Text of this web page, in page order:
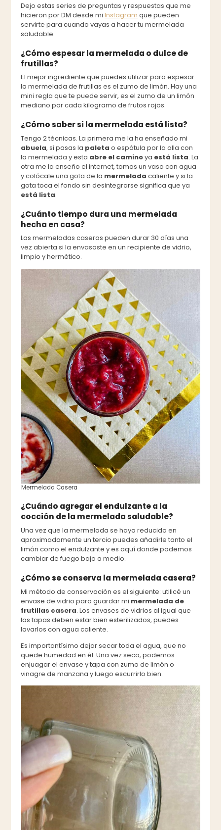
Dejo estas series de preguntas y respuestas que me
hicieron por DM desde miInstagram que pueden
servirte para cuando vayas a hacer tu mermelada
saludable.
¿Cómo espesar la mermelada o dulce de
frutillas?
El mejor ingrediente que puedes utilizar para espesar
la mermelada de frutillas es el zumo de limón. Hay una
mini regla que te puede servir, es el zumo de un limón
mediano por cada kilogramo de frutos rojos.
¿Cómo saber si la mermelada está lista?
Tengo 2 técnicas. La primera me la ha enseñado mi
abuela, si pasas la paleta o espátula por la olla con
la mermelada y esta abre el caminoya está lista. La
otra me la enseño el internet, tomas un vaso con agua
y colócale una gota de la mermelada caliente y si la
gota toca el fondo sin desintegrarse significa que ya
está lista.
¿Cuánto tiempo dura una mermelada
hecha en casa?
Las mermeladas caseras pueden durar 30 días una
vez abierta si la envasaste en un recipiente de vidrio,
limpio y hermético.
Mermelada Casera
¿Cuándo agregar el endulzante a la
cocción de la mermelada saludable?
Una vez que la mermelada se haya reducido en
aproximadamente un tercio puedes añadirle tanto el
limón como el endulzante y es aquí donde podemos
cambiar de fuego bajo a medio.
¿Cómo se conserva la mermelada casera?
Mi método de conservación es el siguiente: utilicé un
envase de vidrio para guardar mi mermelada de
frutillas casera. Los envases de vidrios al igual que
las tapas deben estar bien esterilizados, puedes
lavarlos con agua caliente.
Es importantísimo dejar secar toda el agua, que no
quede humedad en él. Una vez seco, podemos
enjuagar el envase y tapa con zumo de limón o
vinagre de manzana y luego escurrirlo bien.